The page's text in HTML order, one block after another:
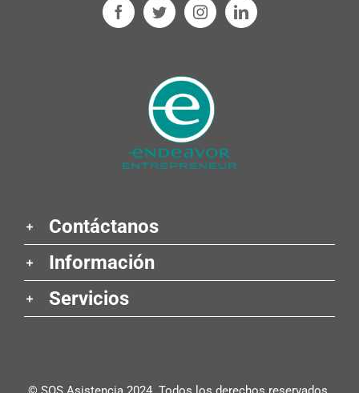
Contáctanos
Información
Servicios